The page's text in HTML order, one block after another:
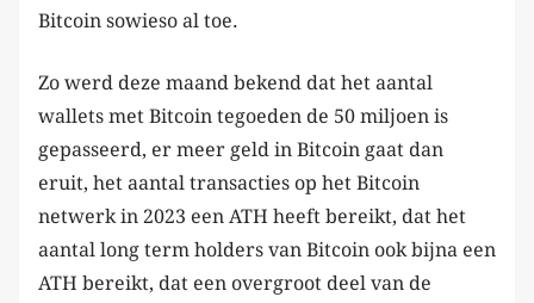
Bitcoin sowieso al toe.
Zo werd deze maand bekend dat het aantal
wallets met Bitcoin tegoeden de 50 miljoen is
gepasseerd, er meer geld in Bitcoin gaat dan
eruit, het aantal transacties op het Bitcoin
netwerk in 2023 een ATH heeft bereikt, dat het
aantal long term holders van Bitcoin ook bijna een
ATH bereikt, dat een overgroot deel van de